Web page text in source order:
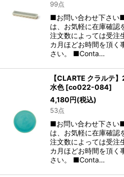
99点
■お問い合わせ下さい
は、お気軽に在庫確認
注文数によっては受注
カ月ほどお時間を頂く
さい。 ■Conta…
【CLARTE クラルテ
水色 [co022-084]
4,180円(税込)
53点
■お問い合わせ下さい
は、お気軽に在庫確認
注文数によっては受注
カ月ほどお時間を頂く
さい。 ■Conta…